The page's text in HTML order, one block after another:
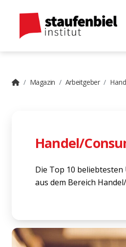
Magazin Arbeitgeber
Handel/
Die Top 10
aus dem Bereich